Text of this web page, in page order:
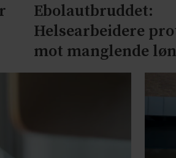
Ebolautbruddet:
Helsearbeidere
mot manglende